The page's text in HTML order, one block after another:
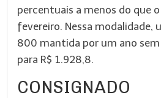
percentuais a menos do que
fevereiro. Nessa modalidade,
800 mantida por um ano
para R$ 1.928,8.
CONSIGNADO